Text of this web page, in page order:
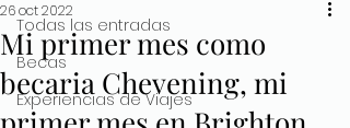
Todas las entradas
Becas
Experiencias de Viajes
Mi primer mes como
becaria Chevening, mi
26 oct 2022